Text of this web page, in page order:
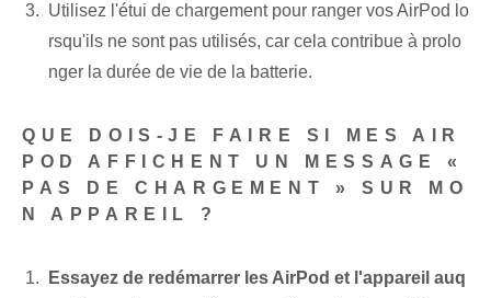
Utilisez l'étui de chargement pour ranger vos AirPod lo
rsqu'ils ne sont pas utilisés, car cela contribue à prolo
nger la durée de vie de la batterie.
QUE DOIS-JE FAIRE SI MES AIR
POD AFFICHENT UN MESSAGE «
PAS DE CHARGEMENT » SUR MO
N APPAREIL ?
Essayez de redémarrer les AirPod et l'appareil auq